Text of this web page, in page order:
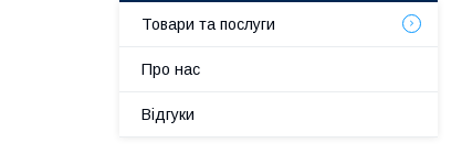
Товари та послуги
Про нас
Відгуки